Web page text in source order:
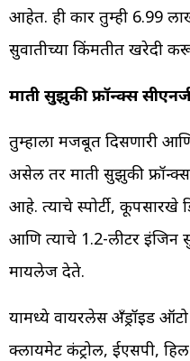
आहेत. ही कार तुम्ही 6.99
सुरुवातीच्या किंमतीत खरेदी
मारुती सुझुकी फ्रॉन्क्स
तुम्हाला मजबूत दिसणारी
असेल तर मारुती सुझुकी
आहे. त्याचे स्पोर्टी, कूपसारखे
आणि त्याचे 1.2-लीटर इंजिन
मायलेज देते.
यामध्ये वायरलेस अँड्रॉइड
क्लायमेट कंट्रोल, ईएसपी,